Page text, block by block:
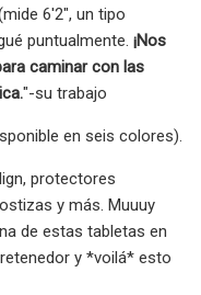
6'2", un tipo
puntualmente. ¡Nos
caminar con las
"-su trabajo
en seis colores).
protectores
y más. Muuuy
de estas tabletas en
y *voilá* esto